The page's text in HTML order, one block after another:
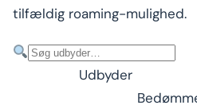
tilfældig roaming-mulighed.
Udbyder